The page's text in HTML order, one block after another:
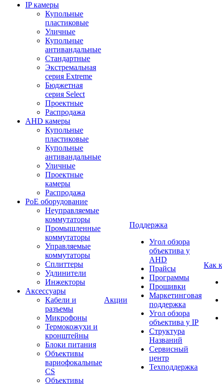
IP камеры
Купольные
пластиковые
Уличные
Купольные
антивандальные
Стандартные
Экстремальная
серия Extreme
Бюджетная
серия Select
Проектные
Распродажа
AHD камеры
Купольные
пластиковые
Купольные
антивандальные
Уличные
Проектные
камеры
Распродажа
PoE оборудование
Неуправляемые
коммутаторы
Промышленные
коммутаторы
Управляемые
коммутаторы
Сплиттеры
Удлинители
Инжекторы
Аксессуары
Кабели и
разъемы
Микрофоны
Термокожухи и
кронштейны
Блоки питания
Объективы
вариофокальные
CS
Объективы
Акции
Поддержка
Угол обзора
объектива у
AHD
Прайсы
Программы
Прошивки
Маркетинговая
поддержка
Угол обзора
объектива у IP
Структура
Названий
Сервисный
центр
Техподдержка
Как